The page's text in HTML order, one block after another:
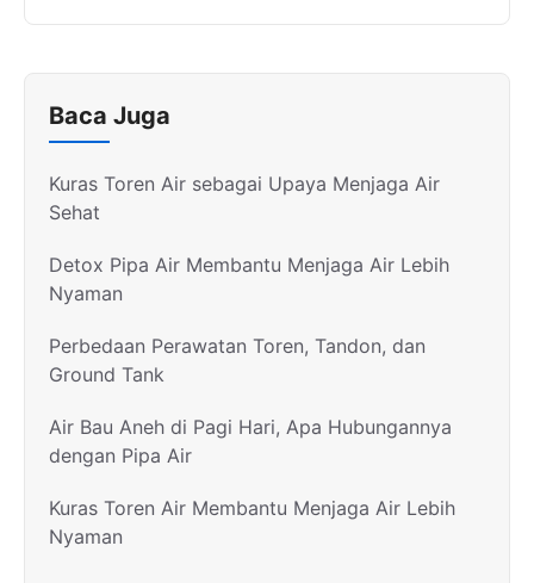
Baca Juga
Kuras Toren Air sebagai Upaya Menjaga Air
Sehat
Detox Pipa Air Membantu Menjaga Air Lebih
Nyaman
Perbedaan Perawatan Toren, Tandon, dan
Ground Tank
Air Bau Aneh di Pagi Hari, Apa Hubungannya
dengan Pipa Air
Kuras Toren Air Membantu Menjaga Air Lebih
Nyaman